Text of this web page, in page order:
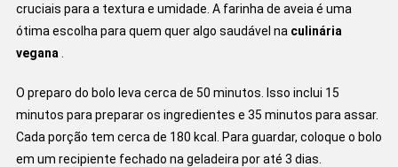
cruciais para a textura e umidade. A farinha de aveia é uma
ótima escolha para quem quer algo saudável na culinária
vegana
O preparo do bolo leva cerca de 50 minutos. Isso inclui 15
minutos para preparar os ingredientes e 35 minutos para assar.
Cada porção tem cerca de 180 kcal. Para guardar, coloque o bolo
em um recipiente fechado na geladeira por até 3 dias.